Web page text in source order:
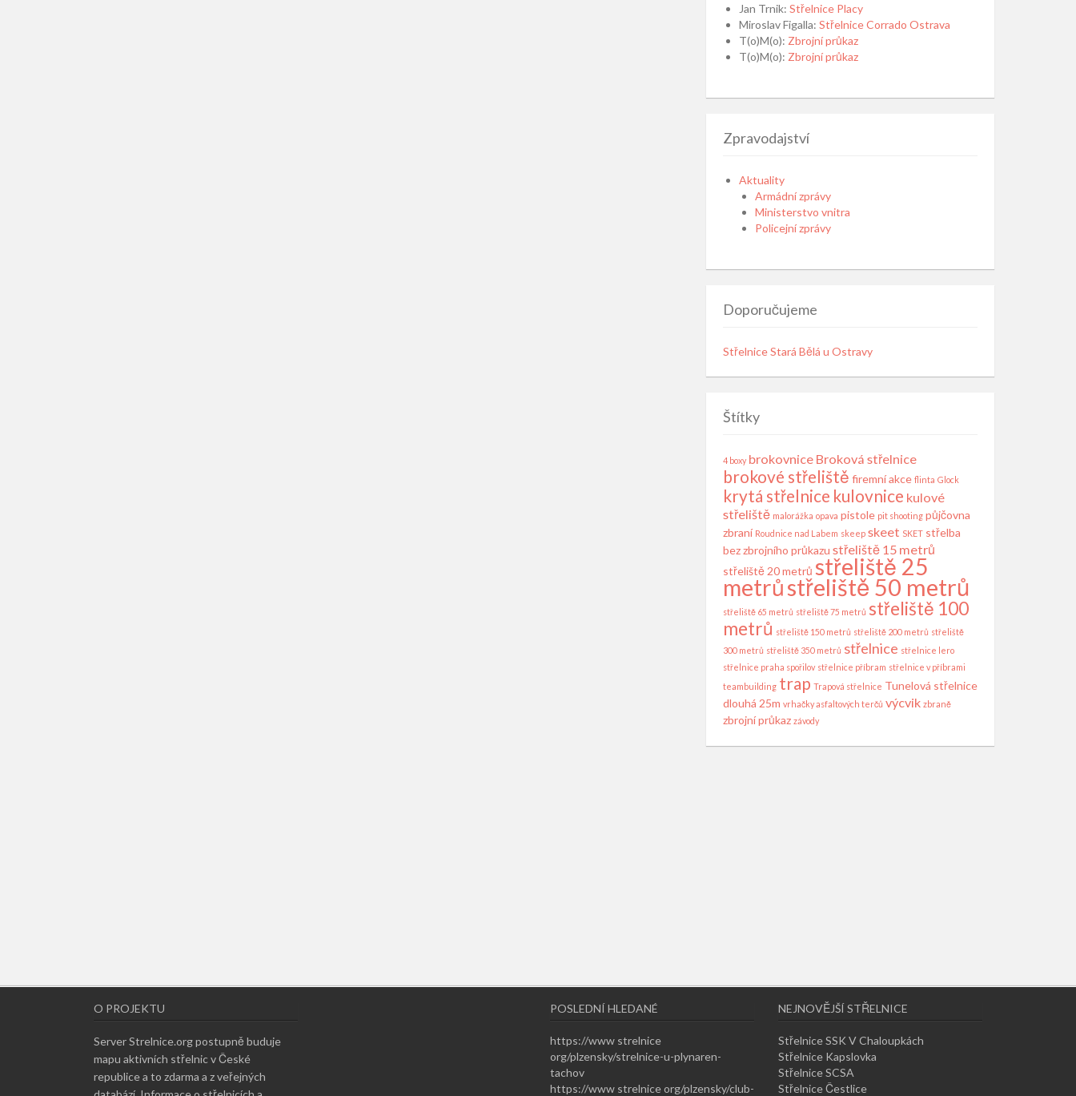
Jan Trnik: Střelnice Placy
Miroslav Figalla: Střelnice Corrado Ostrava
T(o)M(o): Zbrojní průkaz
T(o)M(o): Zbrojní průkaz
Zpravodajství
Aktuality
Armádní zprávy
Ministerstvo vnitra
Policejní zprávy
Doporučujeme
Střelnice Stará Bělá u Ostravy
Štítky
4 boxy brokovnice Broková střelnice
brokové střeliště firemní akce flinta Glock
krytá střelnice kulovnice kulové
střeliště malorážka opava pistole pit shooting půjčovna
zbraní Roudnice nad Labem skeep skeet SKET střelba
bez zbrojního průkazu střeliště 15 metrů
střeliště 20 metrů střeliště 25
metrůstřeliště 50 metrů
střeliště 65 metrů střeliště 75 metrů střeliště 100
metrů střeliště 150 metrů střeliště 200 metrů střeliště
300 metrů střeliště 350 metrů střelnice střelnice lero
střelnice praha spořilov střelnice příbram střelnice v příbrami
teambuilding trap Trapová střelnice Tunelová střelnice
dlouhá 25m vrhačky asfaltových terčů výcvik zbraně
zbrojní průkaz závody
O PROJEKTU
Server Strelnice.org postupně buduje
mapu aktivních střelnic v České
republice a to zdarma a z veřejných
POSLEDNÍ HLEDANÉ
https://www strelnice
org/plzensky/strelnice-u-plynaren-
tachov
https://www strelnice org/plzensky/club-
NEJNOVĚJŠÍ STŘELNICE
Střelnice SSK V Chaloupkách
Střelnice Kapslovka
Střelnice SCSA
Střelnice Čestlice